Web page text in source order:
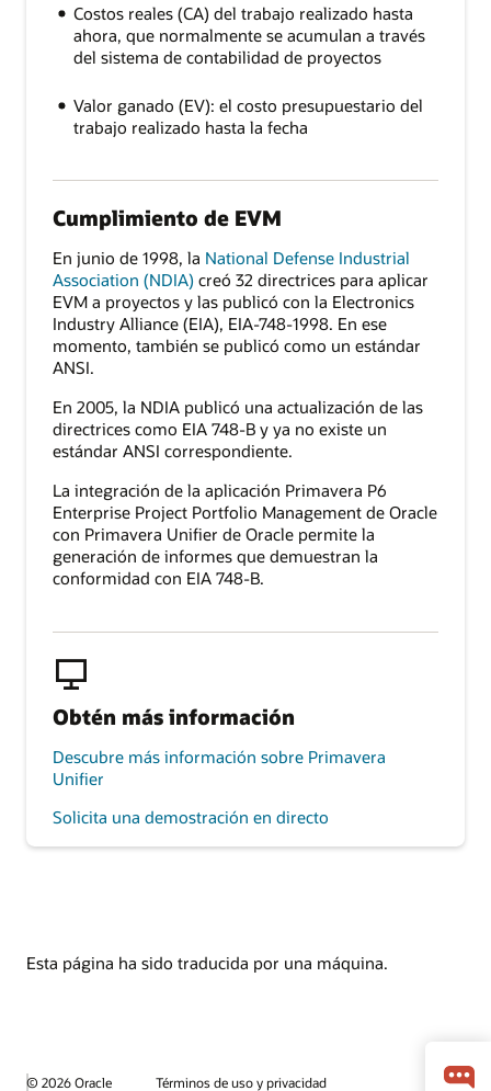
Costos reales (CA) del trabajo realizado hasta
ahora, que normalmente se acumulan a través
del sistema de contabilidad de proyectos
Valor ganado (EV): el costo presupuestario del
trabajo realizado hasta la fecha
Cumplimiento de EVM
En junio de 1998, la National Defense Industrial
Association (NDIA) creó 32 directrices para aplicar
EVM a proyectos y las publicó con la Electronics
Industry Alliance (EIA), EIA-748-1998. En ese
momento, también se publicó como un estándar
ANSI.
En 2005, la NDIA publicó una actualización de las
directrices como EIA 748-B y ya no existe un
estándar ANSI correspondiente.
La integración de la aplicación Primavera P6
Enterprise Project Portfolio Management de Oracle
con Primavera Unifier de Oracle permite la
generación de informes que demuestran la
conformidad con EIA 748-B.
Obtén más información
Descubre más información sobre Primavera
Unifier
Solicita una demostración en directo
Esta página ha sido traducida por una máquina.
© 2026 Oracle Términos de uso y privacidad